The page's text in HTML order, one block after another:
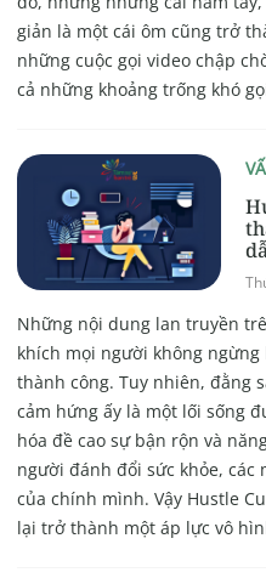
giản là một cái ôm cũng trở
những cuộc gọi video chập
cả những khoảng trống khó
Những nội dung lan truyền
khích mọi người không
thành công. Tuy nhiên, đằng
cảm hứng ấy là một lối sống
hóa đề cao sự bận rộn và
người đánh đổi sức khỏe, các
của chính mình. Vậy Hustle
lại trở thành một áp lực vô